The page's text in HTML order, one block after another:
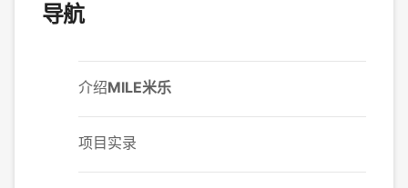
导航
介绍MILE米乐
项目实录